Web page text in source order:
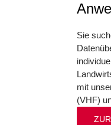
Sie
mit
(VHF)